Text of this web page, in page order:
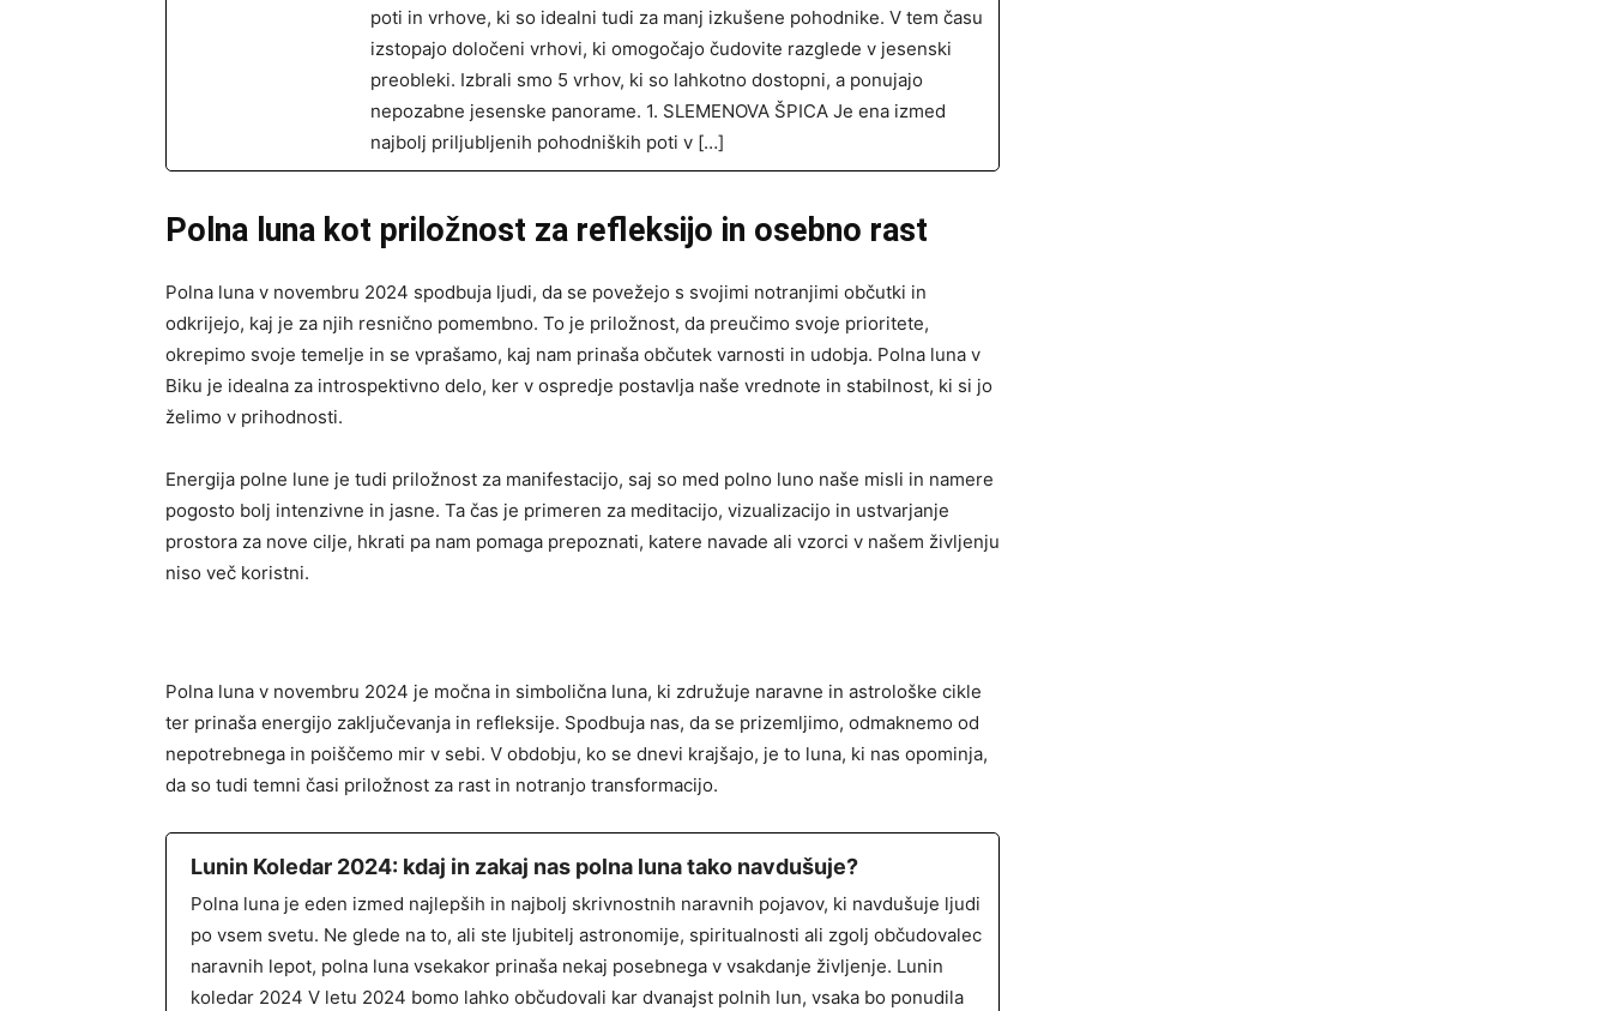
poti in vrhove, ki so idealni tudi za manj izkušene pohodnike. V tem času
izstopajo določeni vrhovi, ki omogočajo čudovite razglede v jesenski
preobleki. Izbrali smo 5 vrhov, ki so lahkotno dostopni, a ponujajo
nepozabne jesenske panorame. 1. SLEMENOVA ŠPICA Je ena izmed
najbolj priljubljenih pohodniških poti v […]
Polna luna kot priložnost za refleksijo in osebno rast
Polna luna v novembru 2024 spodbuja ljudi, da se povežejo s svojimi notranjimi občutki in
odkrijejo, kaj je za njih resnično pomembno. To je priložnost, da preučimo svoje prioritete,
okrepimo svoje temelje in se vprašamo, kaj nam prinaša občutek varnosti in udobja. Polna luna v
Biku je idealna za introspektivno delo, ker v ospredje postavlja naše vrednote in stabilnost, ki si jo
želimo v prihodnosti.
Energija polne lune je tudi priložnost za manifestacijo, saj so med polno luno naše misli in namere
pogosto bolj intenzivne in jasne. Ta čas je primeren za meditacijo, vizualizacijo in ustvarjanje
prostora za nove cilje, hkrati pa nam pomaga prepoznati, katere navade ali vzorci v našem življenju
niso več koristni.
Polna luna v novembru 2024 je močna in simbolična luna, ki združuje naravne in astrološke cikle
ter prinaša energijo zaključevanja in refleksije. Spodbuja nas, da se prizemljimo, odmaknemo od
nepotrebnega in poiščemo mir v sebi. V obdobju, ko se dnevi krajšajo, je to luna, ki nas opominja,
da so tudi temni časi priložnost za rast in notranjo transformacijo.
Lunin Koledar 2024: kdaj in zakaj nas polna luna tako navdušuje?
Polna luna je eden izmed najlepših in najbolj skrivnostnih naravnih pojavov, ki navdušuje ljudi
po vsem svetu. Ne glede na to, ali ste ljubitelj astronomije, spiritualnosti ali zgolj občudovalec
naravnih lepot, polna luna vsekakor prinaša nekaj posebnega v vsakdanje življenje. Lunin
koledar 2024 V letu 2024 bomo lahko občudovali kar dvanajst polnih lun, vsaka bo ponudila